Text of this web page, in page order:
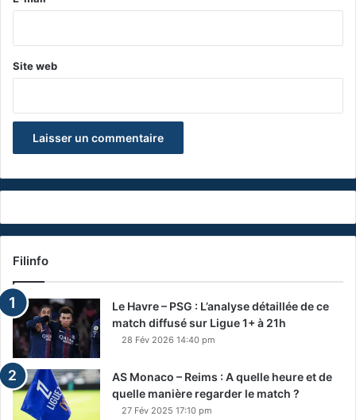
Site web
Filinfo
Le Havre – PSG : L’analyse détaillée de ce
match diffusé sur Ligue 1+ à 21h
28 Fév 2026 14:40 pm
AS Monaco – Reims : A quelle heure et de
quelle manière regarder le match ?
27 Fév 2025 17:10 pm